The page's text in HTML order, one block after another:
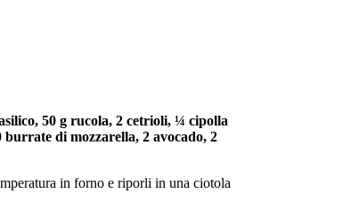
50 g rucola, 2 cetrioli, ¼ cipolla
di mozzarella, 2 avocado, 2
in forno e riporli in una ciotola